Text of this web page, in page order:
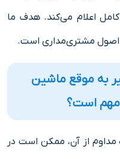
اعلام می‌کند. هدف ما
اصول مشتری‌مداری است.
به موقع ماشین
است؟
از آن، ممکن است در